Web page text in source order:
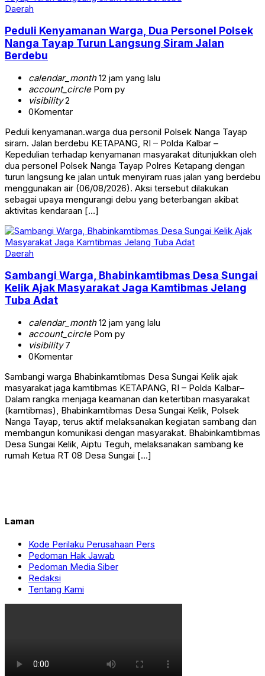
Daerah
Peduli Kenyamanan Warga, Dua Personel Polsek
Nanga Tayap Turun Langsung Siram Jalan
Berdebu
calendar_month12 jam yang lalu
account_circlePom py
visibility2
0Komentar
Peduli kenyamanan.warga dua personil Polsek Nanga Tayap
siram. Jalan berdebu KETAPANG, RI – Polda Kalbar –
Kepedulian terhadap kenyamanan masyarakat ditunjukkan oleh
dua personel Polsek Nanga Tayap Polres Ketapang dengan
turun langsung ke jalan untuk menyiram ruas jalan yang berdebu
menggunakan air (06/08/2026). Aksi tersebut dilakukan
sebagai upaya mengurangi debu yang beterbangan akibat
aktivitas kendaraan […]
Daerah
Sambangi Warga, Bhabinkamtibmas Desa Sungai
Kelik Ajak Masyarakat Jaga Kamtibmas Jelang
Tuba Adat
calendar_month12 jam yang lalu
account_circlePom py
visibility7
0Komentar
Sambangi warga Bhabinkamtibmas Desa Sungai Kelik ajak
masyarakat jaga kamtibmas KETAPANG, RI – Polda Kalbar–
Dalam rangka menjaga keamanan dan ketertiban masyarakat
(kamtibmas), Bhabinkamtibmas Desa Sungai Kelik, Polsek
Nanga Tayap, terus aktif melaksanakan kegiatan sambang dan
membangun komunikasi dengan masyarakat. Bhabinkamtibmas
Desa Sungai Kelik, Aiptu Teguh, melaksanakan sambang ke
rumah Ketua RT 08 Desa Sungai […]
Laman
Kode Perilaku Perusahaan Pers
Pedoman Hak Jawab
Pedoman Media Siber
Redaksi
Tentang Kami